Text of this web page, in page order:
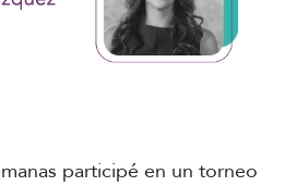
participé en un torneo